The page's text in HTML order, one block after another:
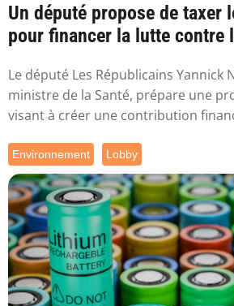
Un député propose de taxer
pour financer la lutte contre
Le député Les Républicains Yannick
ministre de la Santé, prépare une
visant à créer une contribution
Environnement Lobby